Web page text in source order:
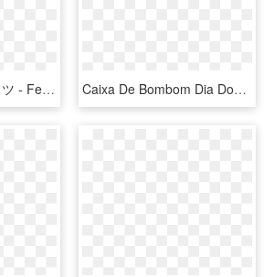
Feliz Dia Del Padre ツ - Felicitaciones Para El Día Del Padre, HD Png Download Caixa De Bombom Dia Dos Pais Vasco - Vasco Da Gama, HD Png Download